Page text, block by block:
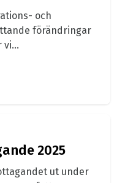
och
förändringar
vi
och kunskapssidor.
2025
ut under